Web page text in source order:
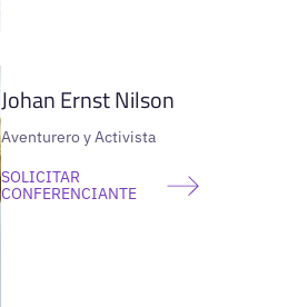
Johan Ernst Nilson
Aventurero y Activista
SOLICITAR
CONFERENCIANTE